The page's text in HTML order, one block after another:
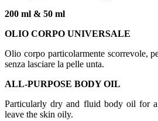
200 ml & 50 ml
OLIO CORPO UNIVERSALE
Olio corpo particolarmente scorrevole,
senza lasciare la pelle unta.
ALL-PURPOSE BODY OIL
Particularly dry and fluid body oil for a
leave the skin oily.